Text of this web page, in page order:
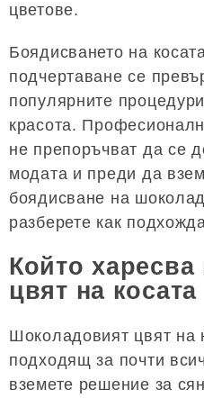
цветове.
Боядисването на
подчертаване се
популярните
красота.
не препоръчват да се
модата и преди да
боядисване на
разберете как
Който
цвят на косата
Шоколадовият цвят на
подходящ за почти
вземете решение за